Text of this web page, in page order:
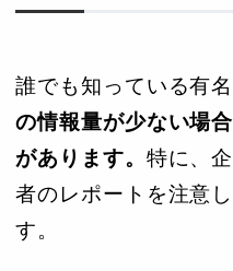
誰でも知っている有
の情報量が少ない場
があります。 特に、
者のレポートを注意
す。